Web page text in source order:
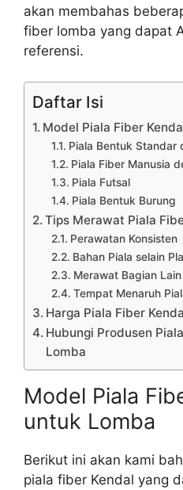
akan membahas
fiber lomba yang dapat
referensi.
Daftar Isi
Model Piala Fiber
Piala Bentuk Standar
Piala Fiber Manusia
Piala Futsal
Piala Bentuk Burung
Tips Merawat Piala
Perawatan Konsisten
Bahan Piala selain
Merawat Bagian Lain
Tempat Menaruh
Harga Piala Fiber
Hubungi Produsen
Lomba
Model Piala
untuk Lomba
Berikut ini akan kami
piala fiber Kendal yang